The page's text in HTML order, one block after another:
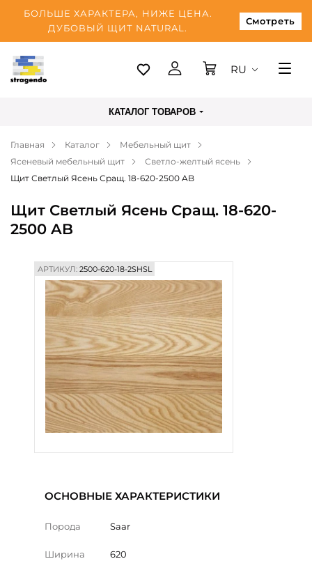
БОЛЬШЕ ХАРАКТЕРА, НИЖЕ ЦЕНА.
ДУБОВЫЙ ЩИТ NATURAL.
Смотреть
Таллинн
Оплата
О нас
Блог
Контакты
RU
КАТАЛОГ ТОВАРОВ
Главная Каталог
Мебельный щит
Ясеневый мебельный щит
Светло-желтый ясень
Щит Светлый Ясень Сращ. 18-620-2500 AB
Щит Светлый Ясень Сращ. 18-620-
2500 AB
АРТИКУЛ:2500-620-18-2SHSL
ОСНОВНЫЕ ХАРАКТЕРИСТИКИ
Порода Saar
Ширина 620